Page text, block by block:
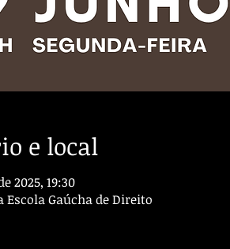
e local
2025, 19:30
Escola Gaúcha de Direito